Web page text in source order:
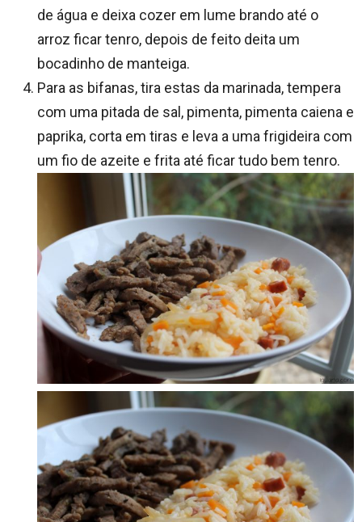
de água e deixa cozer em lume brando até o
arroz ficar tenro, depois de feito deita um
bocadinho de manteiga.
Para as bifanas, tira estas da marinada, tempera
com uma pitada de sal, pimenta, pimenta caiena e
paprika, corta em tiras e leva a uma frigideira com
um fio de azeite e frita até ficar tudo bem tenro.